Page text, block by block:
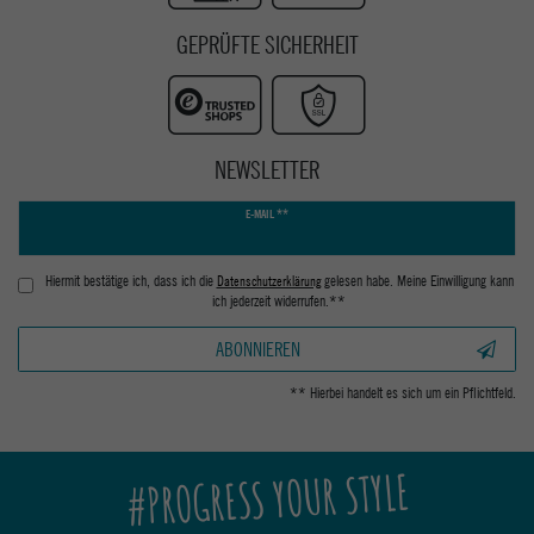
GEPRÜFTE SICHERHEIT
NEWSLETTER
E-MAIL **
Hiermit bestätige ich, dass ich die Daten­schutz­erklärunggelesen habe. Meine Einwilligung kann
ich jederzeit widerrufen.**
ABONNIEREN
** Hierbei handelt es sich um ein Pflichtfeld.
#PROGRESS YOUR STYLE